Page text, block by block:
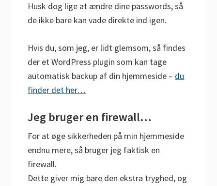
Husk dog lige at ændre dine passwords, så
de ikke bare kan vade direkte ind igen.
Hvis du, som jeg, er lidt glemsom, så findes
der et WordPress plugin som kan tage
automatisk backup af din hjemmeside – du
finder det her…
Jeg bruger en firewall…
For at øge sikkerheden på min hjemmeside
endnu mere, så bruger jeg faktisk en
firewall.
Dette giver mig bare den ekstra tryghed, og